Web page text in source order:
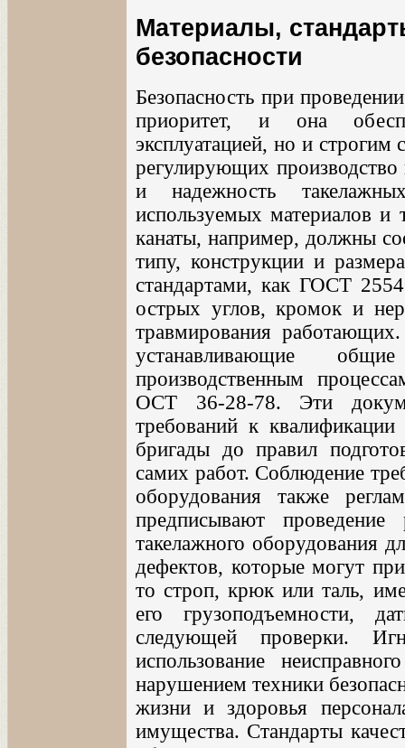
Материалы,
безопасности
Безопасность при
приоритет, и она
эксплуатацией, но и
регулирующих
и надежность
используемых материалов и
канаты, например, должны
типу, конструкции и
стандартами, как ГОСТ
острых углов, кромок и
травмирования
устанавливающие
производственным
ОСТ 36-28-78. Эти
требований к
бригады до правил
самих работ. Соблюдение
оборудования также
предписывают
такелажного оборудования
дефектов, которые могут
то строп, крюк или таль,
его грузоподъемности,
следующей проверки.
использование
нарушением техники
жизни и здоровья
имущества. Стандарты